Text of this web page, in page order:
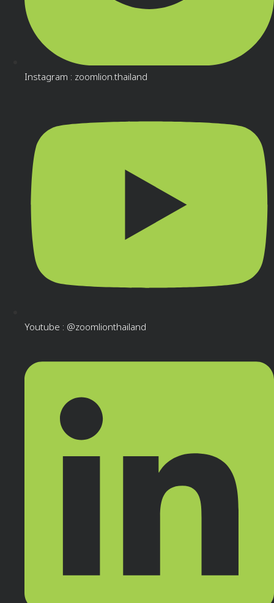
Instagram : zoomlion.thailand
Youtube : @zoomlionthailand